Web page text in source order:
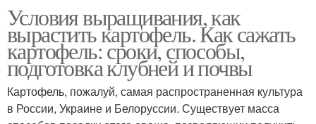
Условия выращивания, как
вырастить картофель. Как сажать
картофель: сроки, способы,
подготовка клубней и почвы
Картофель, пожалуй, самая распространенная культура
в России, Украине и Белоруссии. Существует масса